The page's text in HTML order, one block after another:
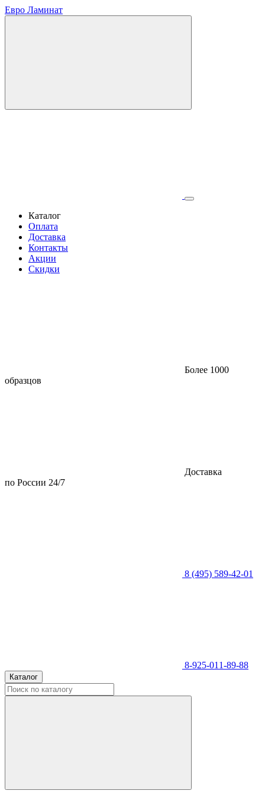
Евро Ламинат
Каталог
Оплата
Доставка
Контакты
Акции
Скидки
Более 1000
образцов
Доставка
по России 24/7
8 (495) 589-42-01
8-925-011-89-88
Каталог